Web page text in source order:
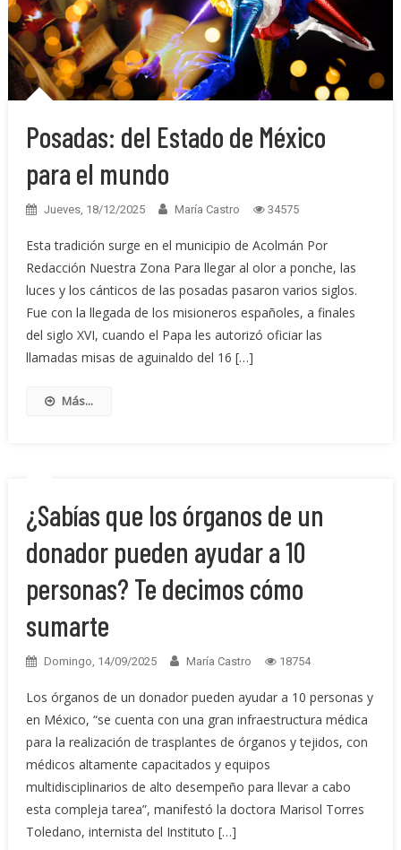
Posadas: del Estado de México
para el mundo
Jueves, 18/12/2025 María Castro 34575
Esta tradición surge en el municipio de Acolmán Por
Redacción Nuestra Zona Para llegar al olor a ponche, las
luces y los cánticos de las posadas pasaron varios siglos.
Fue con la llegada de los misioneros españoles, a finales
del siglo XVI, cuando el Papa les autorizó oficiar las
llamadas misas de aguinaldo del 16 […]
Más...
¿Sabías que los órganos de un
donador pueden ayudar a 10
personas? Te decimos cómo
sumarte
Domingo, 14/09/2025 María Castro 18754
Los órganos de un donador pueden ayudar a 10 personas y
en México, “se cuenta con una gran infraestructura médica
para la realización de trasplantes de órganos y tejidos, con
médicos altamente capacitados y equipos
multidisciplinarios de alto desempeño para llevar a cabo
esta compleja tarea”, manifestó la doctora Marisol Torres
Toledano, internista del Instituto […]